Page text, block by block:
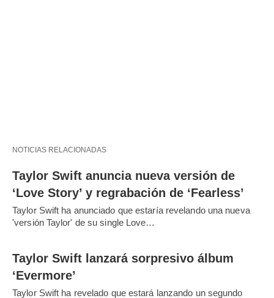
NOTICIAS RELACIONADAS
Taylor Swift anuncia nueva versión de
‘Love Story’ y regrabación de ‘Fearless’
Taylor Swift ha anunciado que estaría revelando una nueva
'versión Taylor' de su single Love…
Taylor Swift lanzará sorpresivo álbum
‘Evermore’
Taylor Swift ha revelado que estará lanzando un segundo